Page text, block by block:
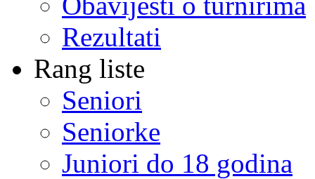
Rezultati
Rang liste
Seniori
Seniorke
Juniori do 18 godina